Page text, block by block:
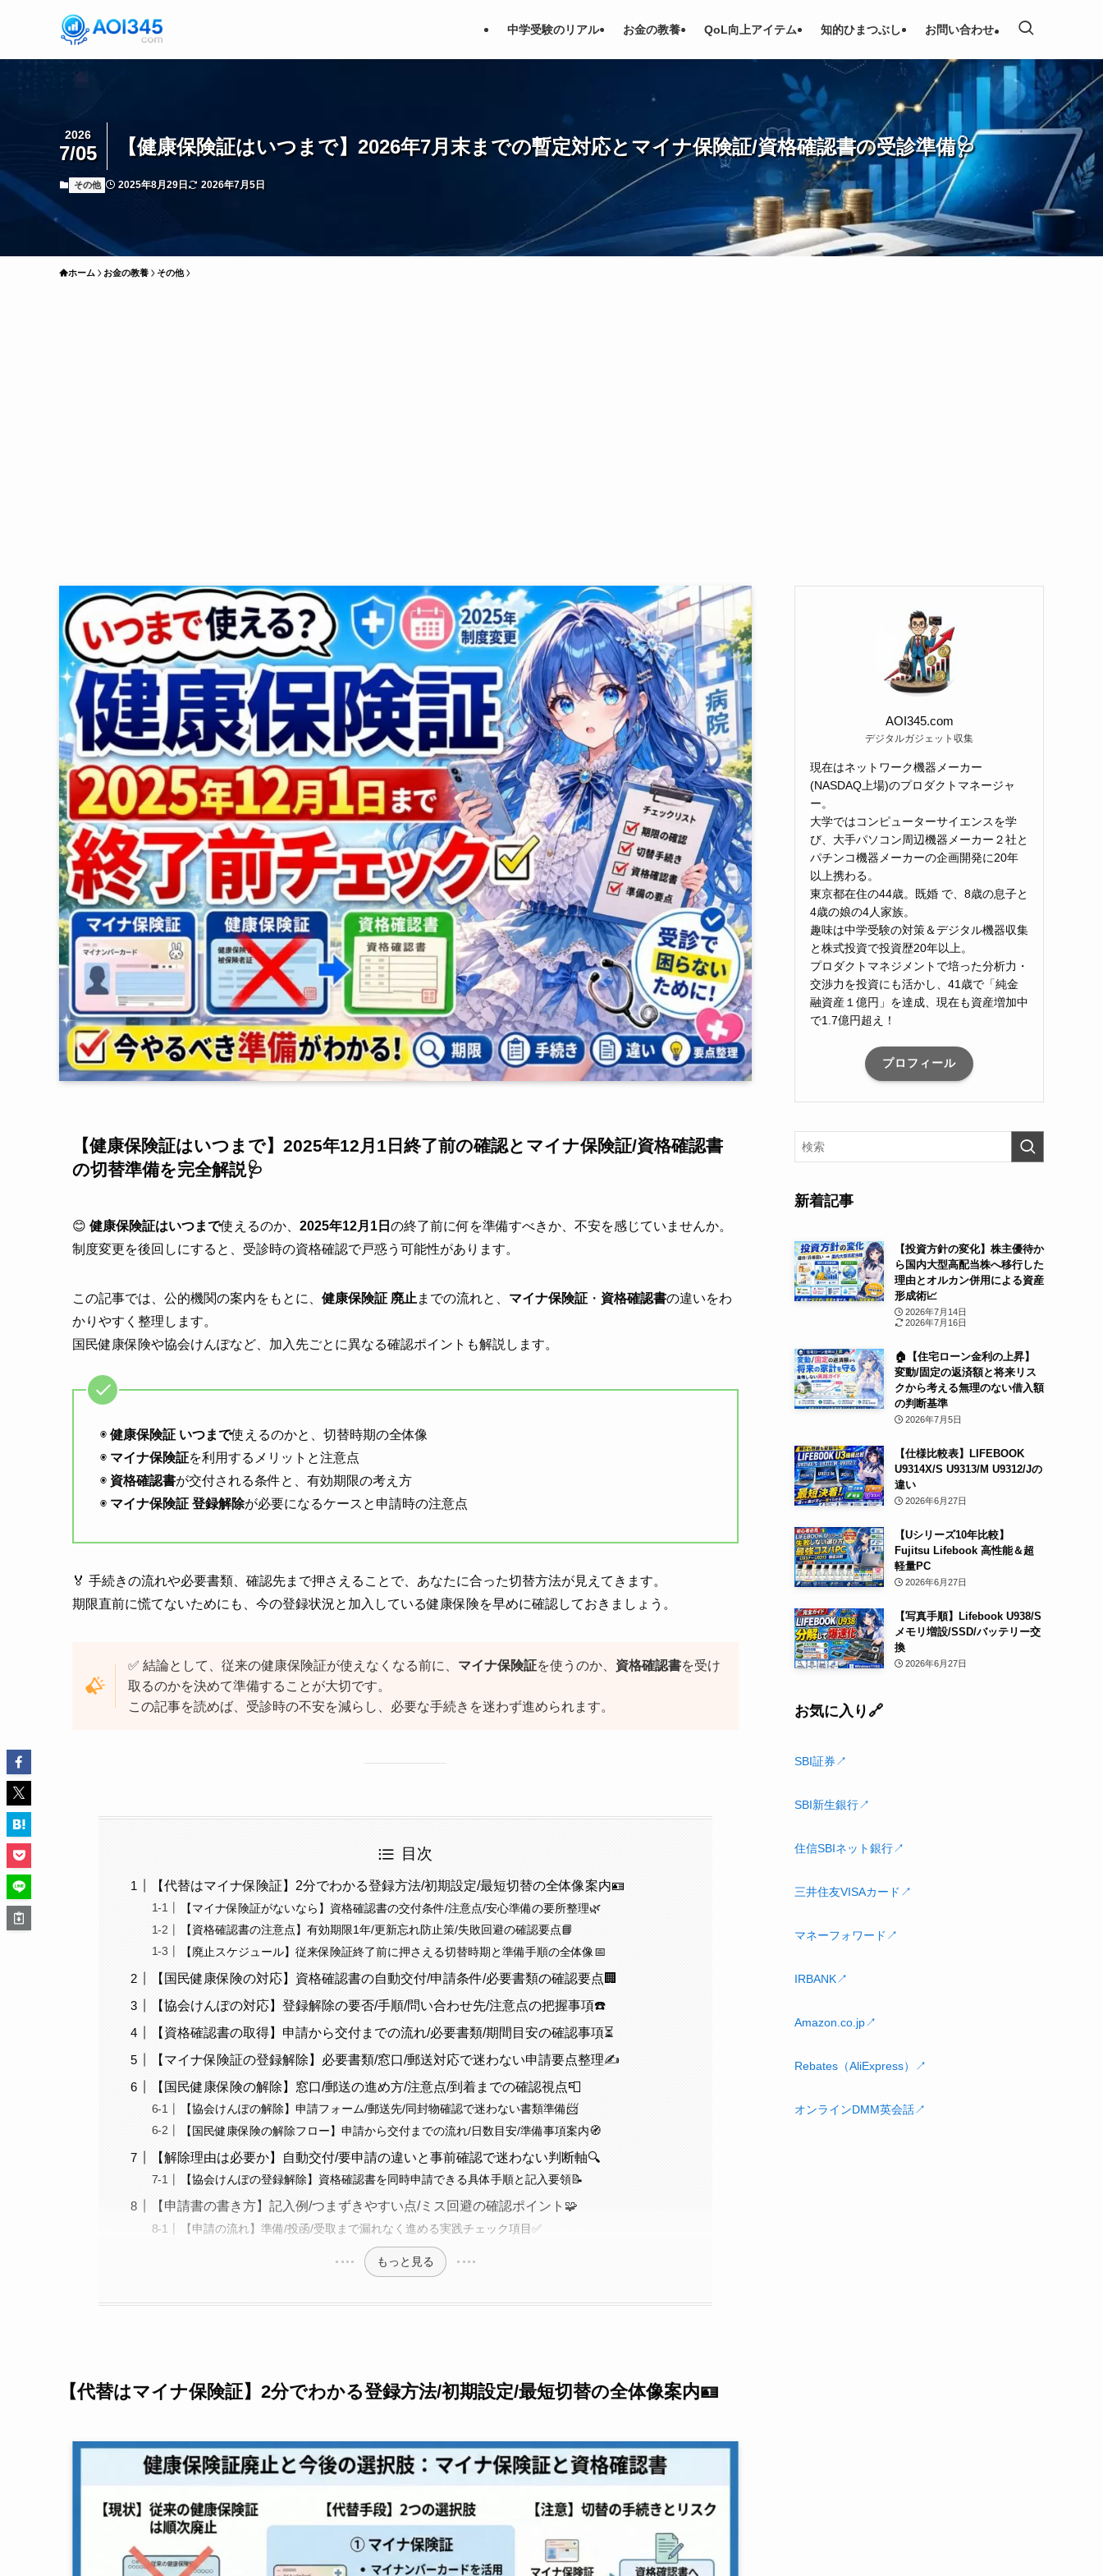
中学受験のリアル お金の教養 QoL向上アイテム 知的ひまつぶし お問い合わせ
【健康保険証はいつまで】2026年7月末までの暫定対応とマイナ保険証/資格確認書の受診準備🩺
2026
7/05
その他 2025年8月29日 2026年7月5日
ホーム お金の教養 その他
【健康保険証はいつまで】2025年12月1日終了前の確認とマイナ保険証/資格確認書
の切替準備を完全解説🩺
😊 健康保険証はいつまで使えるのか、 2025年12月1日 の終了前に何を準備すべきか、不安を感じていませんか。
制度変更を後回しにすると、受診時の資格確認で戸惑う可能性があります。
この記事では、公的機関の案内をもとに、 健康保険証 廃止 までの流れと、 マイナ保険証 ・ 資格確認書の違いをわ
かりやすく整理します。
国民健康保険や協会けんぽなど、加入先ごとに異なる確認ポイントも解説します。
◉ 健康保険証 いつまで使えるのかと、切替時期の全体像
◉ マイナ保険証を利用するメリットと注意点
◉ 資格確認書が交付される条件と、有効期限の考え方
◉ マイナ保険証 登録解除が必要になるケースと申請時の注意点
🏅 手続きの流れや必要書類、確認先まで押さえることで、あなたに合った切替方法が見えてきます。
期限直前に慌てないためにも、今の登録状況と加入している健康保険を早めに確認しておきましょう。
✅ 結論として、従来の健康保険証が使えなくなる前に、 マイナ保険証を使うのか、 資格確認書を受け
取るのかを決めて準備することが大切です。
この記事を読めば、受診時の不安を減らし、必要な手続きを迷わず進められます。
目次
【代替はマイナ保険証】2分でわかる登録方法/初期設定/最短切替の全体像案内🪪
【マイナ保険証がないなら】資格確認書の交付条件/注意点/安心準備の要所整理🌿
【資格確認書の注意点】有効期限1年/更新忘れ防止策/失敗回避の確認要点📘
【廃止スケジュール】従来保険証終了前に押さえる切替時期と準備手順の全体像📅
【国民健康保険の対応】資格確認書の自動交付/申請条件/必要書類の確認要点🏢
【協会けんぽの対応】登録解除の要否/手順/問い合わせ先/注意点の把握事項☎️
【資格確認書の取得】申請から交付までの流れ/必要書類/期間目安の確認事項⏳
【マイナ保険証の登録解除】必要書類/窓口/郵送対応で迷わない申請要点整理✍️
【国民健康保険の解除】窓口/郵送の進め方/注意点/到着までの確認視点📮
【協会けんぽの解除】申請フォーム/郵送先/同封物確認で迷わない書類準備📨
【国民健康保険の解除フロー】申請から交付までの流れ/日数目安/準備事項案内🧭
【解除理由は必要か】自動交付/要申請の違いと事前確認で迷わない判断軸🔍
【協会けんぽの登録解除】資格確認書を同時申請できる具体手順と記入要領📝
【申請書の書き方】記入例/つまずきやすい点/ミス回避の確認ポイント🧩
【申請の流れ】準備/投函/受取まで漏れなく進める実践チェック項目✅
もっと見る
【代替はマイナ保険証】2分でわかる登録方法/初期設定/最短切替の全体像案内🪪
AOI345.com
デジタルガジェット収集
現在はネットワーク機器メーカー
(NASDAQ上場)のプロダクトマネージャ
ー。
大学ではコンピューターサイエンスを学
び、大手パソコン周辺機器メーカー２社と
パチンコ機器メーカーの企画開発に20年
以上携わる。
東京都在住の44歳。既婚 で、8歳の息子と
4歳の娘の4人家族。
趣味は中学受験の対策＆デジタル機器収集
と株式投資で投資歴20年以上。
プロダクトマネジメントで培った分析力・
交渉力を投資にも活かし、41歳で「純金
融資産１億円」を達成、現在も資産増加中
で1.7億円超え！
プロフィール
新着記事
【投資方針の変化】株主優待か
ら国内大型高配当株へ移行した
理由とオルカン併用による資産
形成術📈
2026年7月14日
2026年7月16日
🏠【住宅ローン金利の上昇】
変動/固定の返済額と将来リス
クから考える無理のない借入額
の判断基準
2026年7月5日
【仕様比較表】LIFEBOOK
U9314X/S U9313/M U9312/Jの
違い
2026年6月27日
【Uシリーズ10年比較】
Fujitsu Lifebook 高性能＆超
軽量PC
2026年6月27日
【写真手順】Lifebook U938/S
メモリ増設/SSD/バッテリー交
換
2026年6月27日
お気に入り🔗
SBI証券↗
SBI新生銀行↗
住信SBIネット銀行↗
三井住友VISAカード↗
マネーフォワード↗
IRBANK↗
Amazon.co.jp↗
Rebates（AliExpress）↗
オンラインDMM英会話↗